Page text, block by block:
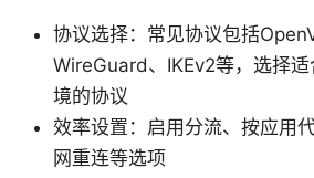
协议选择：常见协议包括
WireGuard、IKEv2等，选择
境的协议
效率设置：启用分流、按应用
网重连等选项